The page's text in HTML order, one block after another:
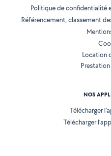
Politique de confidentialité
Référencement, classement
Location
NOS
Télécharger
Télécharger